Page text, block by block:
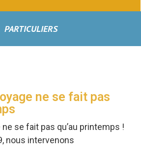
PARTICULIERS
ne se fait pas
se fait pas qu’au printemps !
nous intervenons